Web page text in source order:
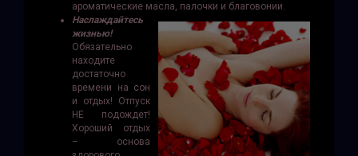
ароматические масла, палочки и благовонии.
Наслаждайтесь
жизнью!
Обязательно
находите
достаточно
времени на сон
и отдых! Отпуск
НЕ подождет!
Хороший отдых
– основа